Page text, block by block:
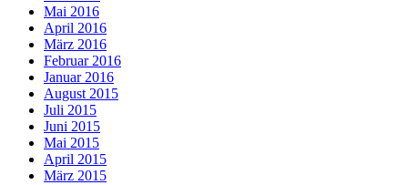
Mai 2016
April 2016
März 2016
Februar 2016
Januar 2016
August 2015
Juli 2015
Juni 2015
Mai 2015
April 2015
März 2015